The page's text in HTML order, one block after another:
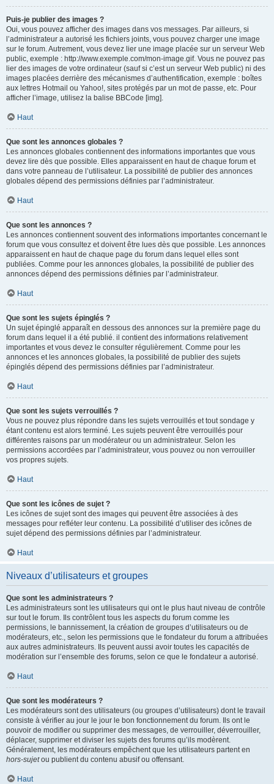
Puis-je publier des images ?
Oui, vous pouvez afficher des images dans vos messages. Par ailleurs, si
l’administrateur a autorisé les fichiers joints, vous pouvez charger une image
sur le forum. Autrement, vous devez lier une image placée sur un serveur Web
public, exemple : http://www.exemple.com/mon-image.gif. Vous ne pouvez pas
lier des images de votre ordinateur (sauf si c’est un serveur Web public) ni des
images placées derrière des mécanismes d’authentification, exemple : boîtes
aux lettres Hotmail ou Yahoo!, sites protégés par un mot de passe, etc. Pour
afficher l’image, utilisez la balise BBCode [img].
Haut
Que sont les annonces globales ?
Les annonces globales contiennent des informations importantes que vous
devez lire dès que possible. Elles apparaissent en haut de chaque forum et
dans votre panneau de l’utilisateur. La possibilité de publier des annonces
globales dépend des permissions définies par l’administrateur.
Haut
Que sont les annonces ?
Les annonces contiennent souvent des informations importantes concernant le
forum que vous consultez et doivent être lues dès que possible. Les annonces
apparaissent en haut de chaque page du forum dans lequel elles sont
publiées. Comme pour les annonces globales, la possibilité de publier des
annonces dépend des permissions définies par l’administrateur.
Haut
Que sont les sujets épinglés ?
Un sujet épinglé apparaît en dessous des annonces sur la première page du
forum dans lequel il a été publié. il contient des informations relativement
importantes et vous devez le consulter régulièrement. Comme pour les
annonces et les annonces globales, la possibilité de publier des sujets
épinglés dépend des permissions définies par l’administrateur.
Haut
Que sont les sujets verrouillés ?
Vous ne pouvez plus répondre dans les sujets verrouillés et tout sondage y
étant contenu est alors terminé. Les sujets peuvent être verrouillés pour
différentes raisons par un modérateur ou un administrateur. Selon les
permissions accordées par l’administrateur, vous pouvez ou non verrouiller
vos propres sujets.
Haut
Que sont les icônes de sujet ?
Les icônes de sujet sont des images qui peuvent être associées à des
messages pour refléter leur contenu. La possibilité d’utiliser des icônes de
sujet dépend des permissions définies par l’administrateur.
Haut
Niveaux d’utilisateurs et groupes
Que sont les administrateurs ?
Les administrateurs sont les utilisateurs qui ont le plus haut niveau de contrôle
sur tout le forum. Ils contrôlent tous les aspects du forum comme les
permissions, le bannissement, la création de groupes d’utilisateurs ou de
modérateurs, etc., selon les permissions que le fondateur du forum a attribuées
aux autres administrateurs. Ils peuvent aussi avoir toutes les capacités de
modération sur l’ensemble des forums, selon ce que le fondateur a autorisé.
Haut
Que sont les modérateurs ?
Les modérateurs sont des utilisateurs (ou groupes d’utilisateurs) dont le travail
consiste à vérifier au jour le jour le bon fonctionnement du forum. Ils ont le
pouvoir de modifier ou supprimer des messages, de verrouiller, déverrouiller,
déplacer, supprimer et diviser les sujets des forums qu’ils modèrent.
Généralement, les modérateurs empêchent que les utilisateurs partent en
hors-sujetou publient du contenu abusif ou offensant.
Haut